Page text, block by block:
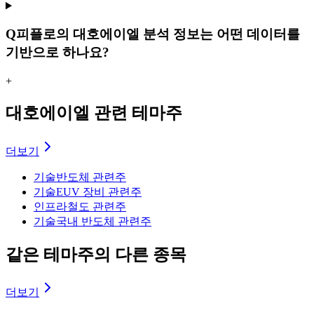
Q피플로의 대호에이엘 분석 정보는 어떤 데이터를
기반으로 하나요?
+
대호에이엘 관련 테마주
더보기
기술반도체 관련주
기술EUV 장비 관련주
인프라철도 관련주
기술국내 반도체 관련주
같은 테마주의 다른 종목
더보기